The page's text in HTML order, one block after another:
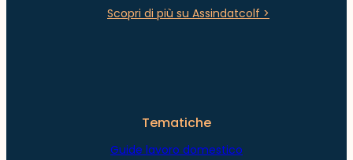
Scopri di più su Assindatcolf >
Tematiche
Guide lavoro domestico